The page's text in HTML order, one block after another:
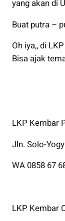
yang akan di
Buat putra –
Oh iya,, di
Bisa ajak
LKP Kembar
Jln. Solo-
WA 0858 67
LKP Kembar